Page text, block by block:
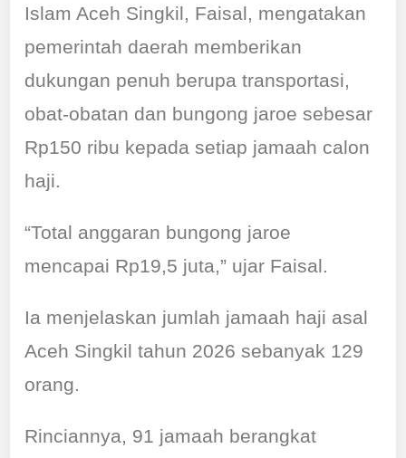
Islam Aceh Singkil, Faisal, mengatakan
pemerintah daerah memberikan
dukungan penuh berupa transportasi,
obat-obatan dan bungong jaroe sebesar
Rp150 ribu kepada setiap jamaah calon
haji.
“Total anggaran bungong jaroe
mencapai Rp19,5 juta,” ujar Faisal.
Ia menjelaskan jumlah jamaah haji asal
Aceh Singkil tahun 2026 sebanyak 129
orang.
Rinciannya, 91 jamaah berangkat